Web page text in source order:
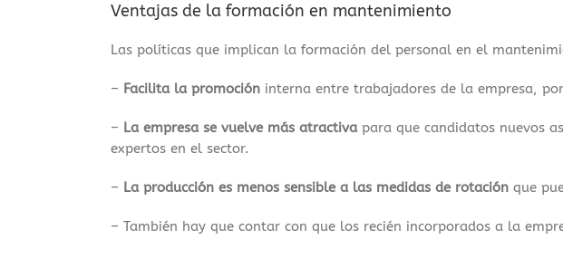
Ventajas de la formación en mantenimiento
Las políticas que implican la formación del personal en el
– Facilita la promoción interna entre trabajadores de la empresa,
– La empresa se vuelve más atractivapara que candidatos nuevos
expertos en el sector.
– La producción es menos sensible a las medidas de rotación que
– También hay que contar con que los recién incorporados a la